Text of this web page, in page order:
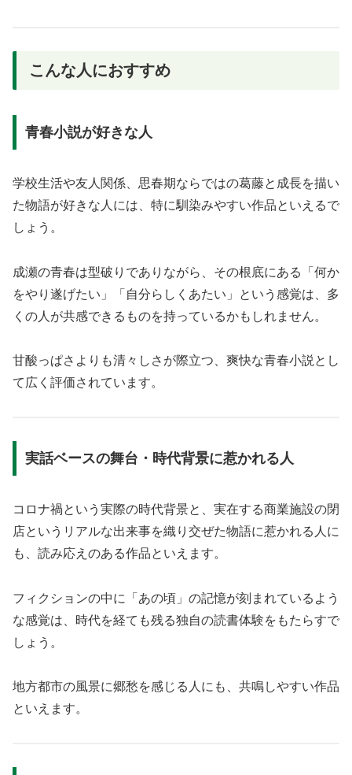
こんな人におすすめ
青春小説が好きな人
学校生活や友人関係、思春期ならではの葛藤と成長を描い
た物語が好きな人には、特に馴染みやすい作品といえるで
しょう。
成瀬の青春は型破りでありながら、その根底にある「何か
をやり遂げたい」「自分らしくあたい」という感覚は、多
くの人が共感できるものを持っているかもしれません。
甘酸っぱさよりも清々しさが際立つ、爽快な青春小説とし
て広く評価されています。
実話ベースの舞台・時代背景に惹かれる人
コロナ禍という実際の時代背景と、実在する商業施設の閉
店というリアルな出来事を織り交ぜた物語に惹かれる人に
も、読み応えのある作品といえます。
フィクションの中に「あの頃」の記憶が刻まれているよう
な感覚は、時代を経ても残る独自の読書体験をもたらすで
しょう。
地方都市の風景に郷愁を感じる人にも、共鳴しやすい作品
といえます。